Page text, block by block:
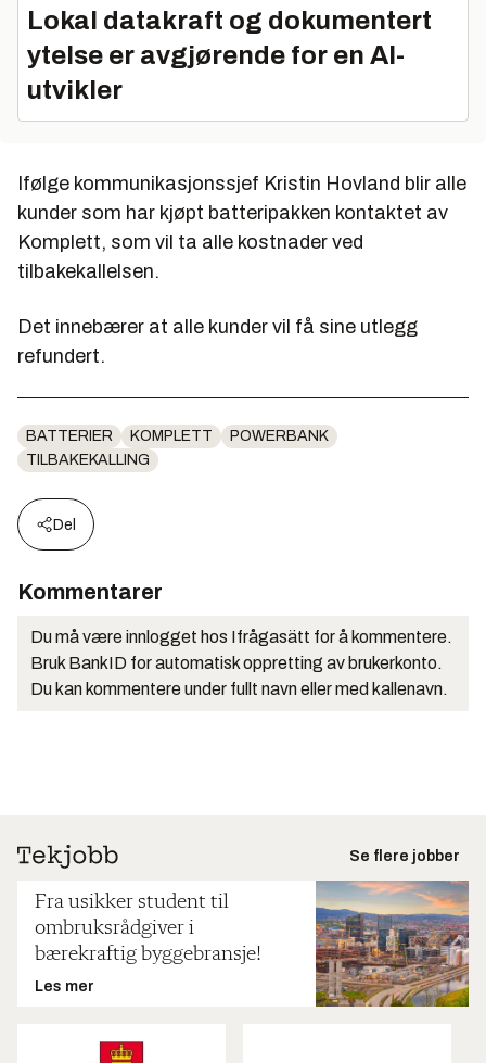
Lokal datakraft og dokumentert
ytelse er avgjørende for en AI-
utvikler
Ifølge kommunikasjonssjef Kristin Hovland blir alle
kunder som har kjøpt batteripakken kontaktet av
Komplett, som vil ta alle kostnader ved
tilbakekallelsen.
Det innebærer at alle kunder vil få sine utlegg
refundert.
BATTERIER KOMPLETT
POWERBANK
TILBAKEKALLING
Del
Kommentarer
Du må være innlogget hos Ifrågasätt for å kommentere.
Bruk BankID for automatisk oppretting av brukerkonto.
Du kan kommentere under fullt navn eller med kallenavn.
Se flere jobber
Fra usikker student til
ombruksrådgiver i
bærekraftig byggebransje!
Les mer